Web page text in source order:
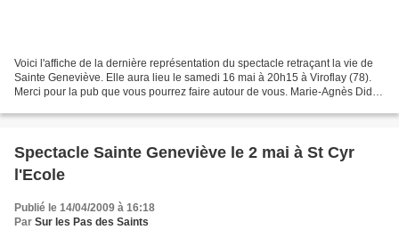
Voici l'affiche de la dernière représentation du spectacle retraçant la vie de
Sainte Geneviève. Elle aura lieu le samedi 16 mai à 20h15 à Viroflay (78).
Merci pour la pub que vous pourrez faire autour de vous. Marie-Agnès Didier
Spectacle Sainte Geneviève le 2 mai à St Cyr
l'Ecole
Publié le 14/04/2009 à 16:18
Par Sur les Pas des Saints